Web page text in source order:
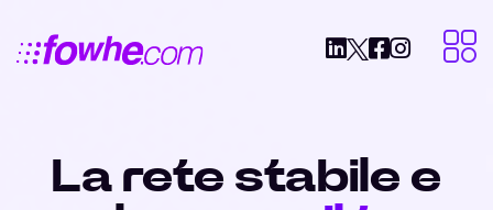
La rete stabile e